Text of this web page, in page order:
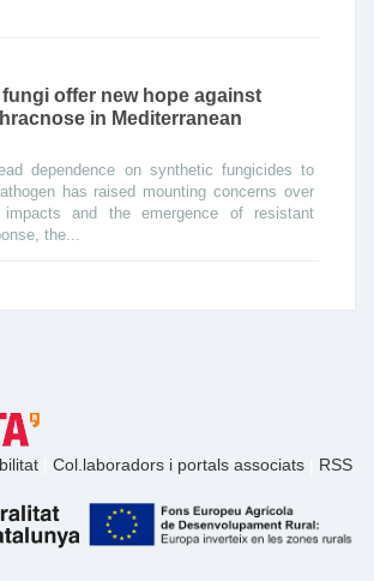
fungi offer new hope against
in Mediterranean
dependence on synthetic fungicides to
has raised mounting concerns over
impacts and the emergence of resistant
the...
Col.laboradors i portals associats RSS